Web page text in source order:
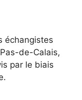
échangistes
de-Calais,
par le biais